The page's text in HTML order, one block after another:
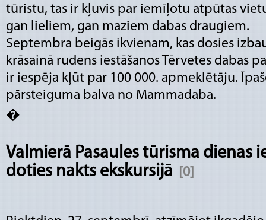
tūristu, tas ir kļuvis par iemīļotu atpūtas
gan lieliem, gan maziem dabas draugiem.
Septembra beigās ikvienam, kas dosies
krāsainā rudens iestāšanos Tērvetes dabas
ir iespēja kļūt par 100 000. apmeklētāju.
pārsteiguma balva no Mammadaba.
�
Valmierā Pasaules tūrisma dienas
doties nakts ekskursijā
[0]